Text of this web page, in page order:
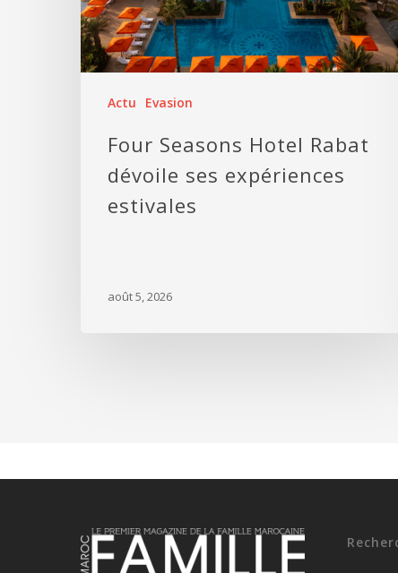
Actu Evasion
Four Seasons Hotel Rabat
dévoile ses expériences
estivales
août 5, 2026